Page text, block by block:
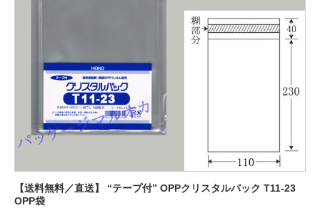
【送料無料／直送】 “テープ付” OPPクリスタルパック T11-23
OPP袋